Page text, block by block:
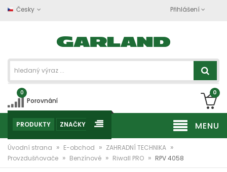
Česky Přihlášení
0
Porovnání
0
MENU
PRODUKTY ZNAČKY
Úvodní strana » E-obchod » ZAHRADNÍ TECHNIKA »
Provzdušňovače » Benzínové » Riwall PRO » RPV 4058